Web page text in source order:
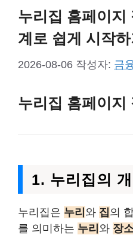
누리집 홈페이지
계로 쉽게 시작
2026-08-06 작성자: 금
누리집 홈페이지
1. 누리집의
누리집은 누리 와 집의
를 의미하는 누리 와 장